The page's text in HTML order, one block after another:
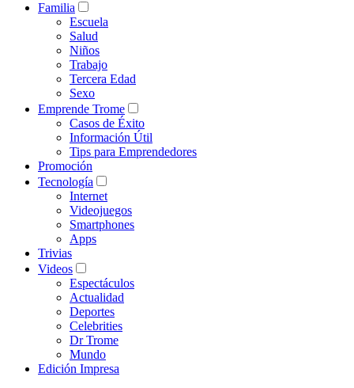
Familia
Escuela
Salud
Niños
Trabajo
Tercera Edad
Sexo
Emprende Trome
Casos de Éxito
Información Útil
Tips para Emprendedores
Promoción
Tecnología
Internet
Videojuegos
Smartphones
Apps
Trivias
Videos
Espectáculos
Actualidad
Deportes
Celebrities
Dr Trome
Mundo
Edición Impresa